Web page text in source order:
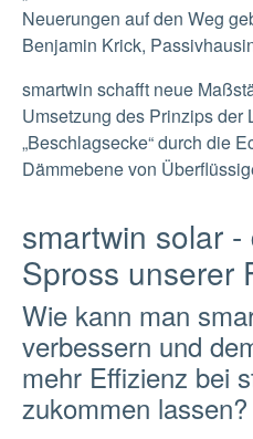
Neuerungen auf den Weg
Benjamin Krick,
smartwin schafft neue
Umsetzung des Prinzips der
„Beschlagsecke“ durch die
Dämmebene von
smartwin solar
Spross unserer
Wie kann man
verbessern und
mehr Effizienz bei
zukommen lassen?